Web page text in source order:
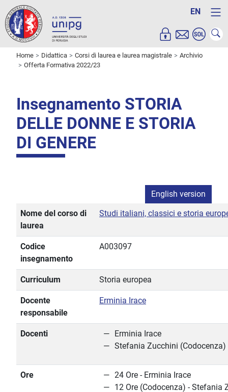
EN
Home Didattica Corsi di laurea e laurea magistrale
Archivio
Offerta Formativa 2022/23
Insegnamento STORIA
DELLE DONNE E STORIA
DI GENERE
English version
Nome del corso di
laurea
Studi italiani, classici e storia
Codice
insegnamento
A003097
Curriculum Storia europea
Docente
responsabile
Erminia Irace
Docenti
Erminia Irace
Stefania Zucchini (Codocenza)
Ore
24 Ore - Erminia Irace
12 Ore (Codocenza) - Stefania